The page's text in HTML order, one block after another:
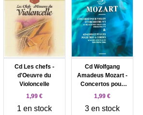
Cd Les chefs -
d'Oeuvre du
Violoncelle
1,99 €
1 en stock
Cd Wolfgang
Amadeus Mozart -
Concertos pour
violon et orchestre
fugues pour trio à
1,99 €
3 en stock